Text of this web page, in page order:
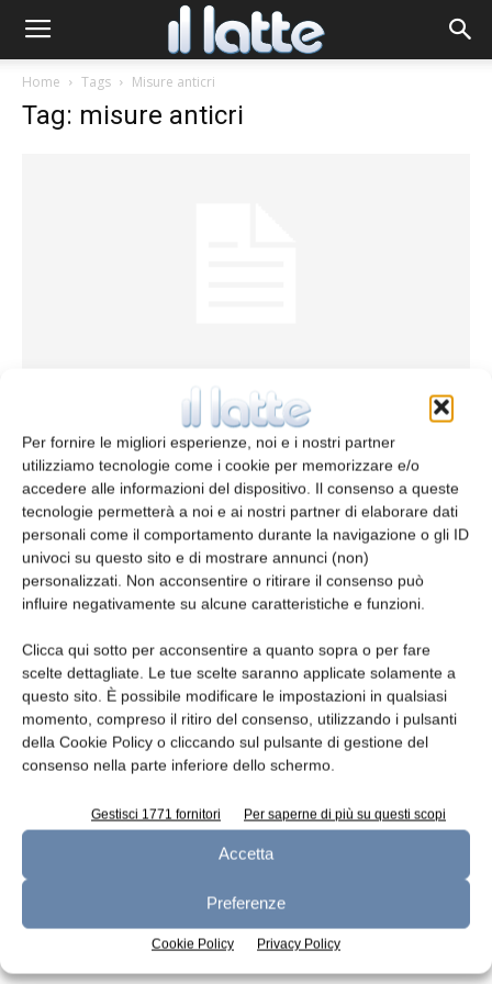
Per fornire le migliori esperienze, noi e i nostri partner
utilizziamo tecnologie come i cookie per memorizzare e/o
accedere alle informazioni del dispositivo. Il consenso a queste
tecnologie permetterà a noi e ai nostri partner di elaborare dati
personali come il comportamento durante la navigazione o gli ID
univoci su questo sito e di mostrare annunci (non)
personalizzati. Non acconsentire o ritirare il consenso può
influire negativamente su alcune caratteristiche e funzioni.
Clicca qui sotto per acconsentire a quanto sopra o per fare
scelte dettagliate. Le tue scelte saranno applicate solamente a
questo sito. È possibile modificare le impostazioni in qualsiasi
momento, compreso il ritiro del consenso, utilizzando i pulsanti
della Cookie Policy o cliccando sul pulsante di gestione del
consenso nella parte inferiore dello schermo.
Gestisci 1771 fornitori Per saperne di più su questi scopi
Accetta
Preferenze
Cookie Policy Privacy Policy
Home Tags Misure anticri
Tag: misure anticri
La regione Lombardia a supporto della
filiera latte
redazione 13 Maggio 2016
Leggi la rivista
n.7 - Luglio 2026 n.6 - Giugno 2026